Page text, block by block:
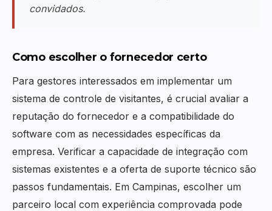
convidados.
Como escolher o fornecedor certo
Para gestores interessados em implementar um
sistema de controle de visitantes, é crucial avaliar a
reputação do fornecedor e a compatibilidade do
software com as necessidades específicas da
empresa. Verificar a capacidade de integração com
sistemas existentes e a oferta de suporte técnico são
passos fundamentais. Em Campinas, escolher um
parceiro local com experiência comprovada pode